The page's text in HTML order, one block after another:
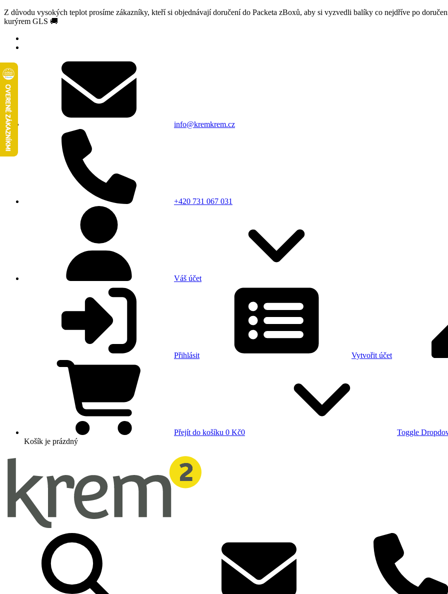
Z důvodu vysokých teplot prosíme zákazníky, kteří si objednávají doručení do Packeta zBoxů, aby si vyzvedli balíky co nejdříve po
kurýrem GLS 🚚
info@kremkrem.cz
+420 731 067 031
Váš účet
Přihlásit Vytvořit účet
Přejít do košíku 0 Kč0
Toggle
Košík je prázdný